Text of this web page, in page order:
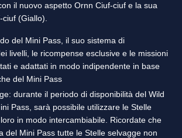
il nuovo aspetto Ornn Ciuf-ciuf e la sua
(Giallo).
del Mini Pass, il suo sistema di
livelli, le ricompense esclusive e le missioni
e adattati in modo indipendente in base
del Mini Pass
durante il periodo di disponibilità del Wild
Pass, sarà possibile utilizzare le Stelle
in modo intercambiabile. Ricordate che
del Mini Pass tutte le Stelle selvagge non